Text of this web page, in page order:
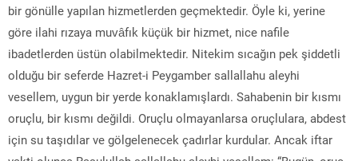
bir gönülle yapılan hizmetlerden geçmektedir. Öyle ki, yerine
göre ilahi rızaya muvâfık küçük bir hizmet, nice nafile
ibadetlerden üstün olabilmektedir. Nitekim sıcağın pek şiddetli
olduğu bir seferde Hazret-i Peygamber sallallahu aleyhi
vesellem, uygun bir yerde konaklamışlardı. Sahabenin bir kısmı
oruçlu, bir kısmı değildi. Oruçlu olmayanlarsa oruçlulara, abdest
için su taşıdılar ve gölgelenecek çadırlar kurdular. Ancak iftar